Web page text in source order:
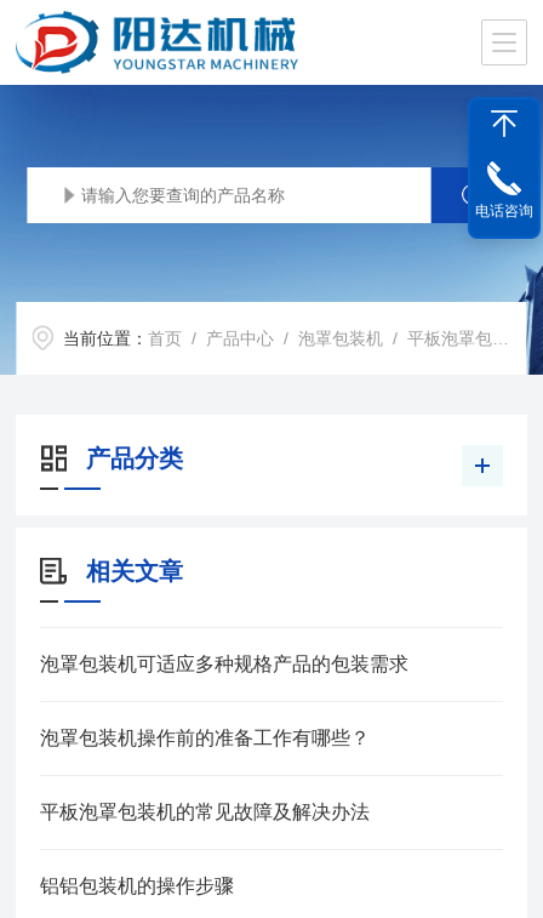
当前位置：首页 / 产品中心 /泡罩包装机 /平板泡罩包装机
产品分类
相关文章
泡罩包装机可适应多种规格产品的包装需求
泡罩包装机操作前的准备工作有哪些？
平板泡罩包装机的常见故障及解决办法
铝铝包装机的操作步骤
电话咨询